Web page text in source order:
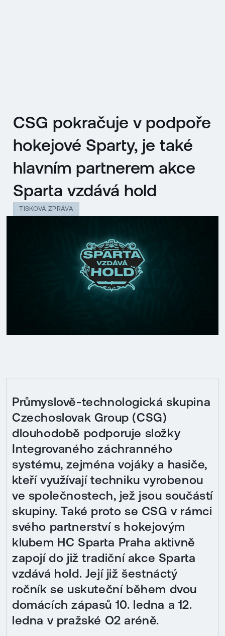
CSG pokračuje v podpoře
hokejové Sparty, je také
hlavním partnerem akce
Sparta vzdává hold
TISKOVÁ ZPRÁVA
Průmyslově-technologická skupina
Czechoslovak Group (CSG)
dlouhodobě podporuje složky
Integrovaného záchranného
systému, zejména vojáky a hasiče,
kteří využívají techniku vyrobenou
ve společnostech, jež jsou součástí
skupiny. Také proto se CSG v rámci
svého partnerství s hokejovým
klubem HC Sparta Praha aktivně
zapojí do již tradiční akce Sparta
vzdává hold. Její již šestnáctý
ročník se uskuteční během dvou
domácích zápasů 10. ledna a 12.
ledna v pražské O2 aréně.